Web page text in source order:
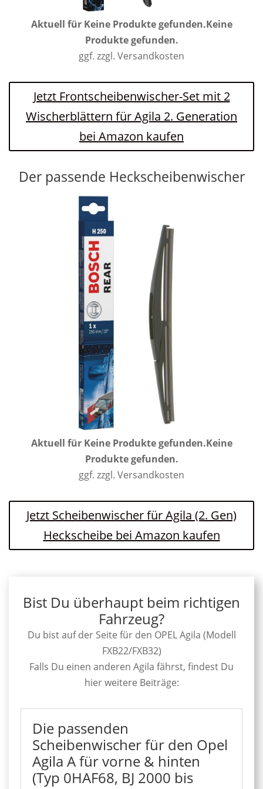
Aktuell für Keine Produkte gefunden.Keine
Produkte gefunden.
ggf. zzgl. Versandkosten
Jetzt Frontscheibenwischer-Set mit 2
Wischerblättern für Agila 2. Generation
bei Amazon kaufen
Der passende Heckscheibenwischer
Aktuell für Keine Produkte gefunden.Keine
Produkte gefunden.
ggf. zzgl. Versandkosten
Jetzt Scheibenwischer für Agila (2. Gen)
Heckscheibe bei Amazon kaufen
Bist Du überhaupt beim richtigen
Fahrzeug?
Du bist auf der Seite für den OPEL Agila (Modell
FXB22/FXB32)
Falls Du einen anderen Agila fährst, findest Du
hier weitere Beiträge:
Die passenden
Scheibenwischer für den Opel
Agila A für vorne & hinten
(Typ 0HAF68, BJ 2000 bis